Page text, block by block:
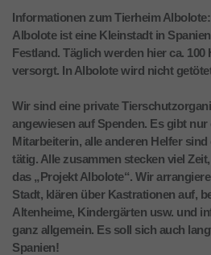
Informationen zum Tierheim Albolote:
Albolote ist eine Kleinstadt in
Festland. Täglich werden hier ca. 100
versorgt. In Albolote wird nicht
Wir sind eine private
angewiesen auf Spenden. Es gibt
Mitarbeiterin, alle anderen Helfer
tätig. Alle zusammen stecken viel
das „Projekt Albolote“. Wir
Stadt, klären über Kastrationen auf,
Altenheime, Kindergärten usw. und
ganz allgemein. Es soll sich auch
Spanien!